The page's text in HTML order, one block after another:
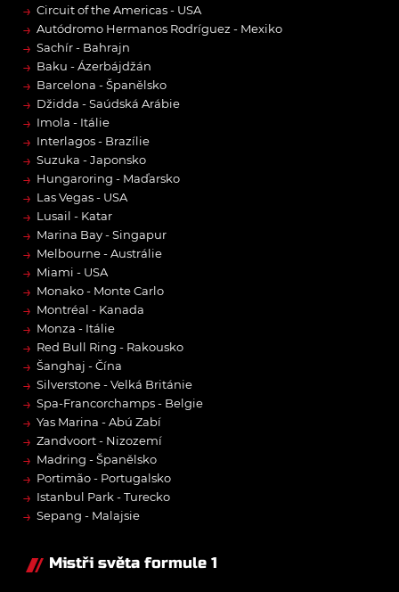
→ Circuit of the Americas - USA
→ Autódromo Hermanos Rodríguez - Mexiko
→ Sachír - Bahrajn
→ Baku - Ázerbájdžán
→ Barcelona - Španělsko
→ Džidda - Saúdská Arábie
→ Imola - Itálie
→ Interlagos - Brazílie
→ Suzuka - Japonsko
→ Hungaroring - Maďarsko
→ Las Vegas - USA
→ Lusail - Katar
→ Marina Bay - Singapur
→ Melbourne - Austrálie
→ Miami - USA
→ Monako - Monte Carlo
→ Montréal - Kanada
→ Monza - Itálie
→ Red Bull Ring - Rakousko
→ Šanghaj - Čína
→ Silverstone - Velká Británie
→ Spa-Francorchamps - Belgie
→ Yas Marina - Abú Zabí
→ Zandvoort - Nizozemí
→ Madring - Španělsko
→ Portimão - Portugalsko
→ Istanbul Park - Turecko
→ Sepang - Malajsie
Mistři světa formule 1